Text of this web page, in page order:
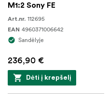
M1:2 Sony FE
Art.nr. 112695
EAN 4960371006642
Sandėlyje
236,90 €
Dėti į krepšelį